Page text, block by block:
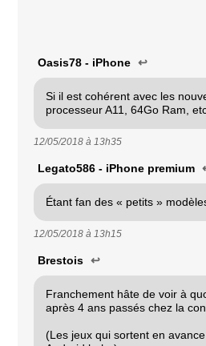
Oasis78 - iPhone ↩
Si il est cohérent avec les
processeur A11, 64Go Ram,
12/05/2018 à 13h35
Legato586 - iPhone premium
Étant fan des « petits »
12/05/2018 à 13h15
Brestois ↩
Franchement hâte de voir à
après 4 ans passés chez la
(Les jeux qui sortent en